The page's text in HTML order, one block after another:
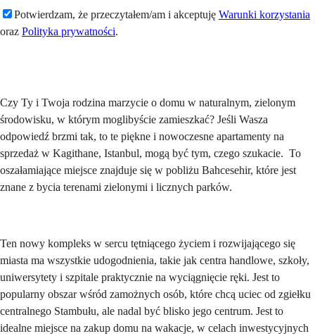
Potwierdzam, że przeczytałem/am i akceptuję Warunki korzystania
oraz Polityka prywatności.
Czy Ty i Twoja rodzina marzycie o domu w naturalnym, zielonym
środowisku, w którym moglibyście zamieszkać? Jeśli Wasza
odpowiedź brzmi tak, to te piękne i nowoczesne apartamenty na
sprzedaż w Kagithane, Istanbul, mogą być tym, czego szukacie. To
oszałamiające miejsce znajduje się w pobliżu Bahcesehir, które jest
znane z bycia terenami zielonymi i licznych parków.
Ten nowy kompleks w sercu tętniącego życiem i rozwijającego się
miasta ma wszystkie udogodnienia, takie jak centra handlowe, szkoły,
uniwersytety i szpitale praktycznie na wyciągnięcie ręki. Jest to
popularny obszar wśród zamożnych osób, które chcą uciec od zgiełku
centralnego Stambułu, ale nadal być blisko jego centrum. Jest to
idealne miejsce na zakup domu na wakacje, w celach inwestycyjnych